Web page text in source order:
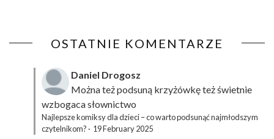
OSTATNIE KOMENTARZE
Daniel Drogosz
Można też podsuną krzyżówkęteż świetnie
wzbogaca słownictwo
Najlepsze komiksy dla dzieci – co warto podsunąć najmłodszym
czytelnikom? · 19 February 2025